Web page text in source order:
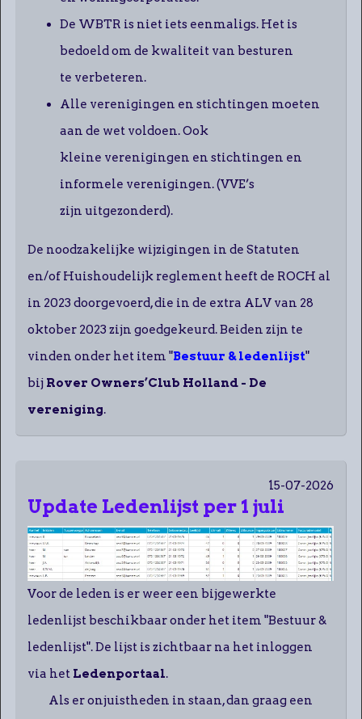
De WBTR is niet iets eenmaligs. Het is
bedoeld om de kwaliteit van besturen
te verbeteren.
Alle verenigingen en stichtingen moeten
aan de wet voldoen. Ook
kleine verenigingen en stichtingen en
informele verenigingen. (VVE’s
zijn uitgezonderd).
De noodzakelijke wijzigingen in de Statuten
en/of Huishoudelijk reglement heeft de ROCH al
in 2023 doorgevoerd, die in de extra ALV van 28
oktober 2023 zijn goedgekeurd. Beiden zijn te
vinden onder het item "Bestuur & ledenlijst"
bij Rover Owners’Club Holland - De
vereniging.
15-07-2026
Update Ledenlijst per 1 juli
Voor de leden is er weer een bijgewerkte
ledenlijst beschikbaar onder het item "Bestuur &
ledenlijst". De lijst is zichtbaar na het inloggen
via het Ledenportaal.
Als er onjuistheden in staan, dan graag een